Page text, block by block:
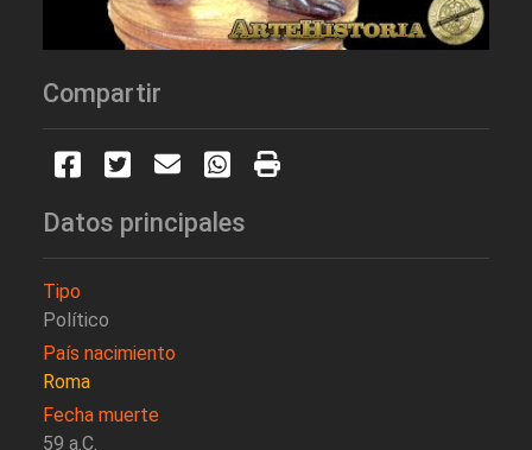
Compartir
Datos principales
Tipo
Político
País nacimiento
Roma
Fecha muerte
59 a.C.